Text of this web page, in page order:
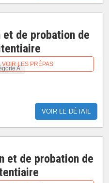
de probation de
A
VOIR LE DÉTAIL
VOIR LES PRÉPAS
et de probation de